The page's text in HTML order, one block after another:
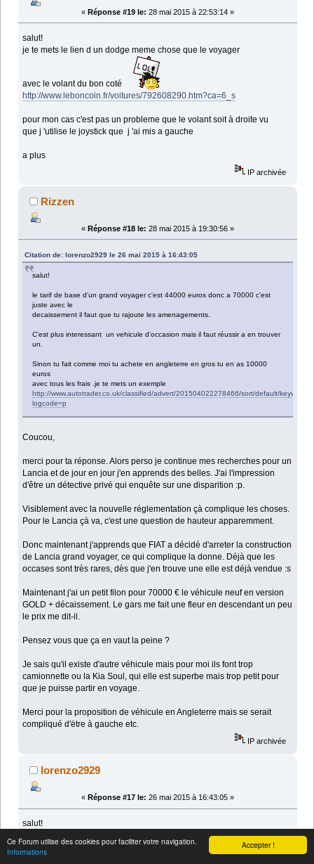
Accepter !
Ce Forum utilise des cookies pour faciliter votre navigation.
Informations
« Réponse #19 le: 28 mai 2015 à 22:53:14 »
salut!
je te mets le lien d un dodge meme chose que le voyager
avec le volant du bon coté
http://www.leboncoin.fr/voitures/792608290.htm?ca=6_s
pour mon cas c'est pas un probleme que le volant soit à droite vu
que j 'utilise le joystick que j 'ai mis a gauche
a plus
IP archivée
Rizzen
« Réponse #18 le: 28 mai 2015 à 19:30:56 »
Citation de: lorenzo2929 le 26 mai 2015 à 16:43:05
salut!
le tarif de base d'un grand voyager c'est 44000 euros donc a 70000 c'est
juste avec le
decaissement il faut que tu rajoute les amenagements.
C'est plus interessant un vehicule d'occasion mais il faut réussir a en trouver
un.
Sinon tu fait comme moi tu achete en angleterre en gros tu en as 10000
euros
avec tous les frais .je te mets un exemple
http://www.autotrader.co.uk/classified/advert/201504022278466/sort/default/
logcode=p
Coucou,
merci pour ta réponse. Alors perso je continue mes recherches pour un
Lancia et de jour en jour j'en apprends des belles. J'ai l'impression
d'être un détective privé qui enquête sur une disparition :p.
Visiblement avec la nouvelle réglementation çà complique les choses.
Pour le Lancia çà va, c'est une question de hauteur apparemment.
Donc maintenant j'apprends que FIAT a décidé d'arreter la construction
de Lancia grand voyager, ce qui complique la donne. Déjà que les
occases sont très rares, dès que j'en trouve une elle est déjà vendue :s
Maintenant j'ai un petit filon pour 70000 € le véhicule neuf en version
GOLD + décaissement. Le gars me fait une fleur en descendant un peu
le prix me dit-il.
Pensez vous que ça en vaut la peine ?
Je sais qu'il existe d'autre véhicule mais pour moi ils font trop
camionnette ou la Kia Soul, qui elle est superbe mais trop petit pour
que je puisse partir en voyage.
Merci pour la proposition de véhicule en Angleterre mais se serait
compliqué d'ëtre à gauche etc.
IP archivée
lorenzo2929
« Réponse #17 le: 26 mai 2015 à 16:43:05 »
salut!
le tarif de base d'un grand voyager c'est 44000 euros donc a 70000